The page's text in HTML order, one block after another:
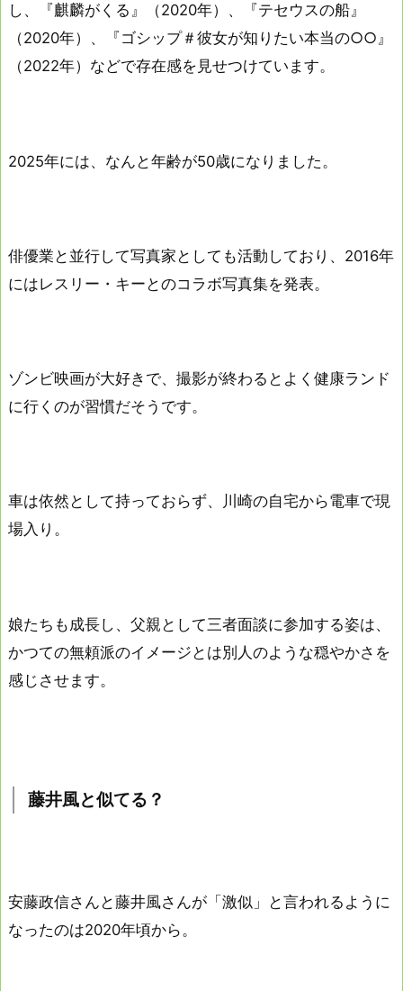
し、『麒麟がくる』（2020年）、『テセウスの船』
（2020年）、『ゴシップ＃彼女が知りたい本当の○○』
（2022年）などで存在感を見せつけています。
2025年には、なんと年齢が50歳になりました。
俳優業と並行して写真家としても活動しており、2016年
にはレスリー・キーとのコラボ写真集を発表。
ゾンビ映画が大好きで、撮影が終わるとよく健康ランド
に行くのが習慣だそうです。
車は依然として持っておらず、川崎の自宅から電車で現
場入り。
娘たちも成長し、父親として三者面談に参加する姿は、
かつての無頼派のイメージとは別人のような穏やかさを
感じさせます。
藤井風と似てる？
安藤政信さんと藤井風さんが「激似」と言われるように
なったのは2020年頃から。